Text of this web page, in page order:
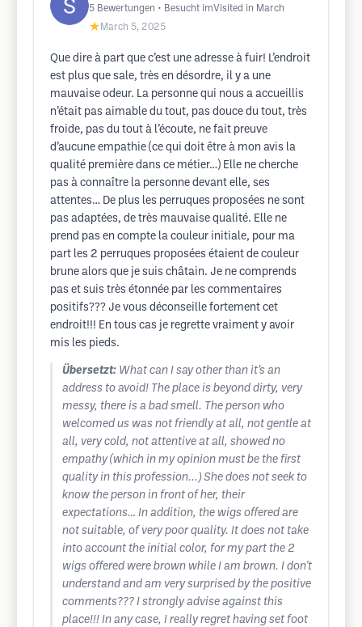
5 Bewertungen • Besucht imVisited in March
★ March 5, 2025
Que dire à part que c’est une adresse à fuir! L’endroit
est plus que sale, très en désordre, il y a une
mauvaise odeur. La personne qui nous a accueillis
n’était pas aimable du tout, pas douce du tout, très
froide, pas du tout à l’écoute, ne fait preuve
d’aucune empathie (ce qui doit être à mon avis la
qualité première dans ce métier…) Elle ne cherche
pas à connaître la personne devant elle, ses
attentes… De plus les perruques proposées ne sont
pas adaptées, de très mauvaise qualité. Elle ne
prend pas en compte la couleur initiale, pour ma
part les 2 perruques proposées étaient de couleur
brune alors que je suis châtain. Je ne comprends
pas et suis très étonnée par les commentaires
positifs??? Je vous déconseille fortement cet
endroit!!! En tous cas je regrette vraiment y avoir
mis les pieds.
Übersetzt: What can I say other than it’s an
address to avoid! The place is beyond dirty, very
messy, there is a bad smell. The person who
welcomed us was not friendly at all, not gentle at
all, very cold, not attentive at all, showed no
empathy (which in my opinion must be the first
quality in this profession...) She does not seek to
know the person in front of her, their
expectations… In addition, the wigs offered are
not suitable, of very poor quality. It does not take
into account the initial color, for my part the 2
wigs offered were brown while I am brown. I don't
understand and am very surprised by the positive
comments??? I strongly advise against this
place!!! In any case, I really regret having set foot